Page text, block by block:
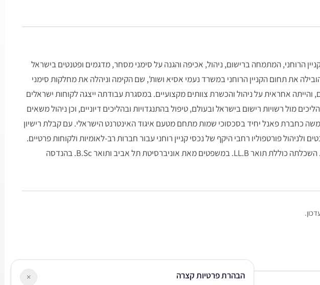
הרוחני, המתמחה ברישום, ניהול, אכיפה והגנה על סימני מסחר, מדגמים ופטנטים בישראל
את תחום הקניין הרוחני במשרד נעמי אסיא ושות', שם הקימה וניהלה את מחלקות סימני
אחראית על ניהול והכשרת צוותים מקצועיים. במסגרת עבודתה ייצגה לקוחות ישראלים
מול רשויות רישום בישראל ובעולם, טיפול בהתנגדויות ובהליכים דיוניים, וכן ניהול משאים
כחברת פאנל יחיד בסכסוכי שמות מתחם מטעם איגוד האינטרנט הישראלי. עם קבלת רישיון
פורטפוליו רחבי היקף של נכסי קניין רוחני עבור חברות רב-לאומיות ולקוחות פרטיים.
כיום מעניקה ייעוץ משפטי מקיף בתחום זה ללקוחות מסחריים ופרטיים. השכלתה כוללת תואר LL.B. במשפטים מאת אוניברסיטת תל אביב ותואר B.Sc. בהנדסה
הבהרת פרטיות קצרה ×